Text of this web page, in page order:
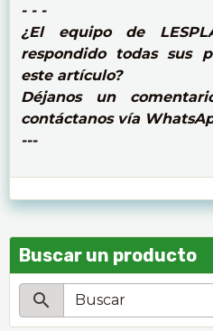
- - -
¿El equipo de
respondido todas sus
este artículo?
Déjanos un
contáctanos vía
---
Buscar un producto